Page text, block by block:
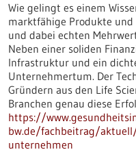
Wie gelingt es einem
marktfähige Produkte
und dabei echten
Neben einer soliden
Infrastruktur und ein
Unternehmertum. Der
Gründern aus den Life
Branchen genau diese
https://
bw.de/fachbeitrag/
unternehmen